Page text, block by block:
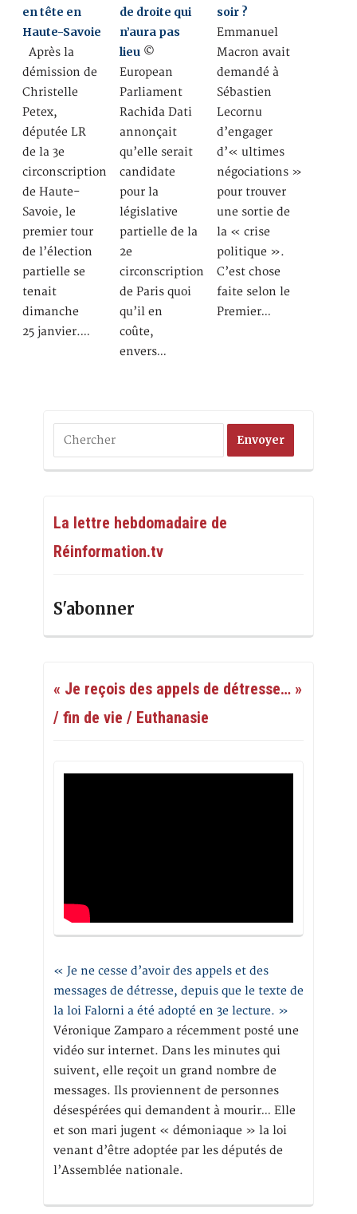
en tête en
Haute-Savoie
Après la
démission de
Christelle
Petex,
députée LR
de la 3e
circonscription
de Haute-
Savoie, le
premier tour
de l’élection
partielle se
tenait
dimanche
25 janvier.…
de droite qui
n’aura pas
lieu ©
European
Parliament
Rachida Dati
annonçait
qu’elle serait
candidate
pour la
législative
partielle de la
2e
circonscription
de Paris quoi
qu’il en
coûte,
envers…
soir ?
Emmanuel
Macron avait
demandé à
Sébastien
Lecornu
d’engager
d’« ultimes
négociations »
pour trouver
une sortie de
la « crise
politique ».
C’est chose
faite selon le
Premier…
La lettre hebdomadaire de
Réinformation.tv
S'abonner
« Je reçois des appels de détresse… »
/ fin de vie / Euthanasie
« Je ne cesse d’avoir des appels et des
messages de détresse, depuis que le texte de
la loi Falorni a été adopté en 3e lecture. »
Véronique Zamparo a récemment posté une
vidéo sur internet. Dans les minutes qui
suivent, elle reçoit un grand nombre de
messages. Ils proviennent de personnes
désespérées qui demandent à mourir… Elle
et son mari jugent « démoniaque » la loi
venant d’être adoptée par les députés de
l’Assemblée nationale.